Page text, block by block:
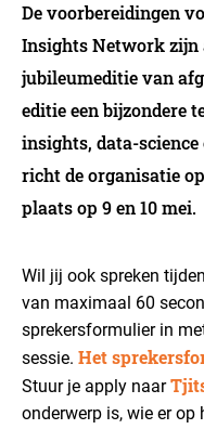
De voorbereidingen
Insights Network zijn
jubileumeditie van
editie een bijzondere
insights, data-
richt de organisatie
plaats op 9 en 10 mei.
Wil jij ook spreken
van maximaal 60
sprekersformulier in
sessie. Het
Stuur je apply naar
onderwerp is, wie er